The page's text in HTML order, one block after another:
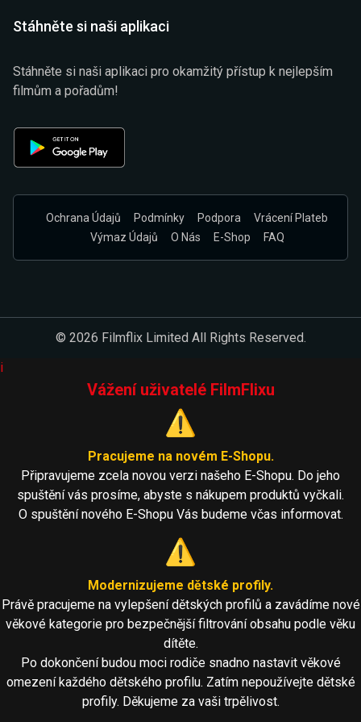
Stáhněte si naši aplikaci
Stáhněte si naši aplikaci pro okamžitý přístup k nejlepším
filmům a pořadům!
Ochrana Údajů Podmínky Podpora
Vrácení Plateb
Výmaz Údajů
O Nás E-Shop FAQ
© 2026 Filmflix Limited All Rights Reserved.
i
Vážení uživatelé FilmFlixu
⚠️
Pracujeme na novém E-Shopu.
Připravujeme zcela novou verzi našeho E-Shopu. Do jeho
spuštění vás prosíme, abyste s nákupem produktů vyčkali.
O spuštění nového E-Shopu Vás budeme včas informovat.
⚠️
Modernizujeme dětské profily.
Právě pracujeme na vylepšení dětských profilů a zavádíme nové
věkové kategorie pro bezpečnější filtrování obsahu podle věku
dítěte.
Po dokončení budou moci rodiče snadno nastavit věkové
omezení každého dětského profilu. Zatím nepoužívejte dětské
profily. Děkujeme za vaši trpělivost.